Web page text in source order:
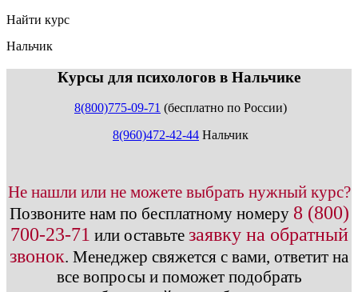
Найти курс
Нальчик
Курсы для психологов в Нальчике
8(800)775-09-71 (бесплатно по России)
8(960)472-42-44 Нальчик
Не нашли или не можете выбрать нужный курс?
Позвоните нам по бесплатному номеру 8 (800)
700-23-71 или оставьте заявку на обратный
звонок. Менеджер свяжется с вами, ответит на
все вопросы и поможет подобрать